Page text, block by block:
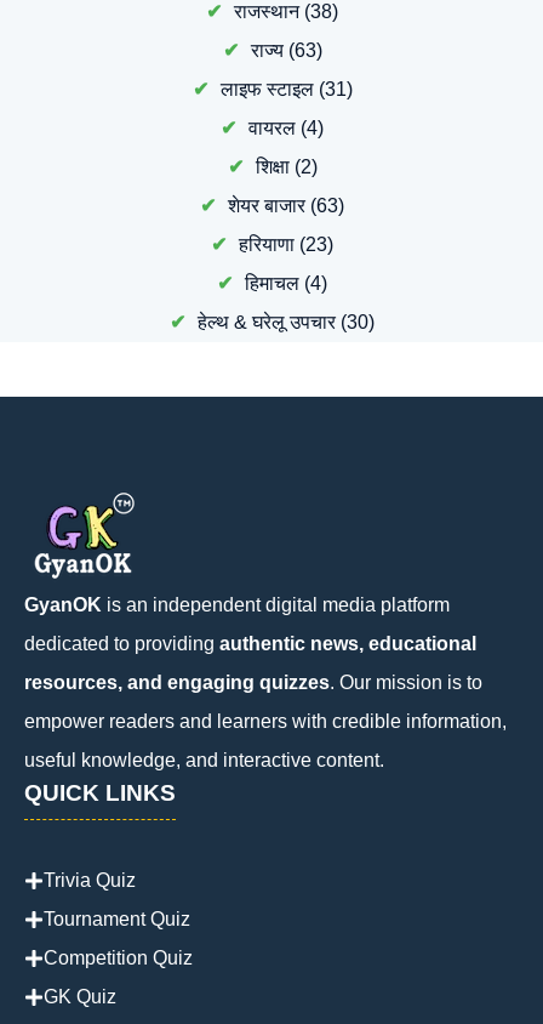
राजस्थान(38)
राज्य(63)
लाइफ स्टाइल(31)
वायरल (4)
शिक्षा(2)
शेयर बाजार(63)
हरियाणा (23)
हिमाचल (4)
हेल्थ & घरेलू उपचार(30)
GyanOK is an independent digital media platform
dedicated to providing authentic news, educational
resources, and engaging quizzes. Our mission is to
empower readers and learners with credible information,
useful knowledge, and interactive content.
QUICK LINKS
Trivia Quiz
Tournament Quiz
Competition Quiz
GK Quiz